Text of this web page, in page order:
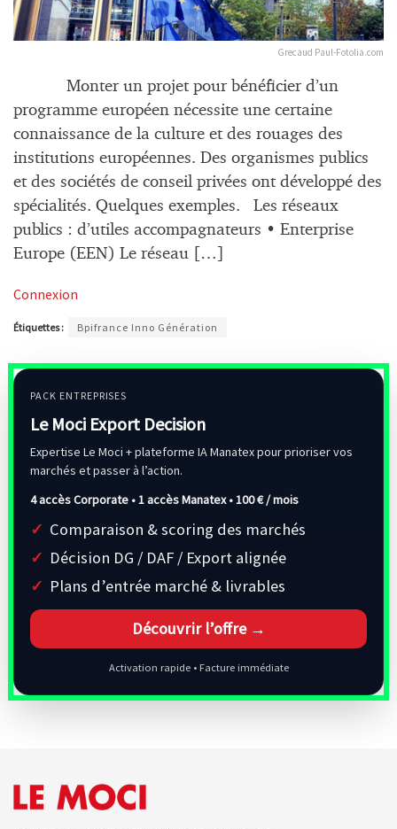
Grecaud Paul-Fotolia.com
Monter un projet pour bénéficier d’un
programme européen nécessite une certaine
connaissance de la culture et des rouages des
institutions européennes. Des organismes publics
et des sociétés de conseil privées ont développé des
spécialités. Quelques exemples. Les réseaux
publics : d’utiles accompagnateurs • Enterprise
Europe (EEN) Le réseau […]
Connexion
Étiquettes : Bpifrance Inno Génération
PACK ENTREPRISES
Le Moci Export Decision
Expertise Le Moci + plateforme IA Manatex pour prioriser vos
marchés et passer à l’action.
4 accès Corporate • 1 accès Manatex •100 € / mois
Comparaison & scoring des marchés
Décision DG / DAF / Export alignée
Plans d’entrée marché & livrables
Découvrir l’offre →
Activation rapide • Facture immédiate